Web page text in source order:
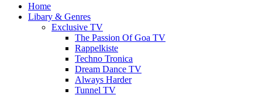
Home
Libary & Genres
Exclusive TV
The Passion Of Goa TV
Rappelkiste
Techno Tronica
Dream Dance TV
Always Harder
Tunnel TV